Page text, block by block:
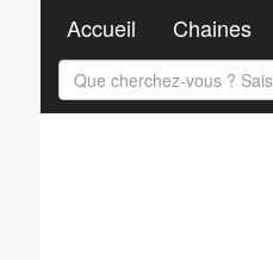
Accueil Chaines